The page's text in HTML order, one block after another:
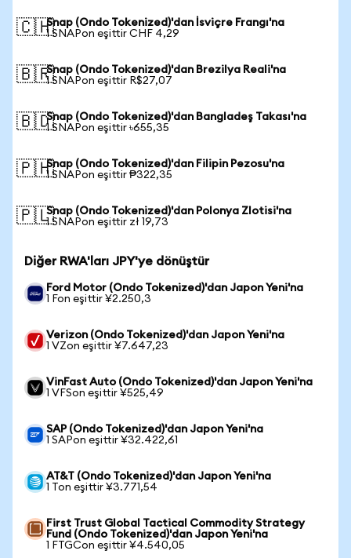
🇨🇭Snap (Ondo Tokenized)'dan İsviçre Frangı'na
1 SNAPon eşittir CHF 4,29
🇧🇷Snap (Ondo Tokenized)'dan Brezilya Reali'na
1 SNAPon eşittir R$27,07
🇧🇩Snap (Ondo Tokenized)'dan Bangladeş Takası'na
1 SNAPon eşittir ৳655,35
🇵🇭Snap (Ondo Tokenized)'dan Filipin Pezosu'na
1 SNAPon eşittir ₱322,35
🇵🇱Snap (Ondo Tokenized)'dan Polonya Zlotisi'na
1 SNAPon eşittir zł 19,73
Diğer RWA'ları JPY'ye dönüştür
Ford Motor (Ondo Tokenized)'dan Japon Yeni'na
1 Fon eşittir ¥2.250,3
Verizon (Ondo Tokenized)'dan Japon Yeni'na
1 VZon eşittir ¥7.647,23
VinFast Auto (Ondo Tokenized)'dan Japon Yeni'na
1 VFSon eşittir ¥525,49
SAP (Ondo Tokenized)'dan Japon Yeni'na
1 SAPon eşittir ¥32.422,61
AT&T (Ondo Tokenized)'dan Japon Yeni'na
1 Ton eşittir ¥3.771,54
First Trust Global Tactical Commodity Strategy
Fund (Ondo Tokenized)'dan Japon Yeni'na
1 FTGCon eşittir ¥4.540,05